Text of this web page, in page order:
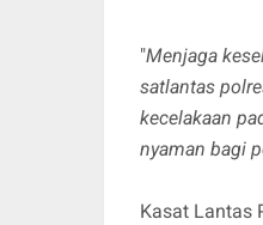
"Menjaga
satlantas
kecelakaan
nyaman bagi
Kasat Lantas